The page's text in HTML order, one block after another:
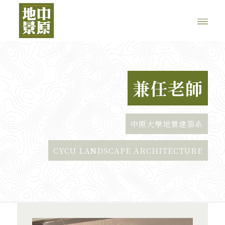
兼任老師
中原大學地景建築系
CYCU LANDSCAPE ARCHITECTURE